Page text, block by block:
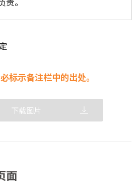
标示备注栏中的出处。
下载图片
面